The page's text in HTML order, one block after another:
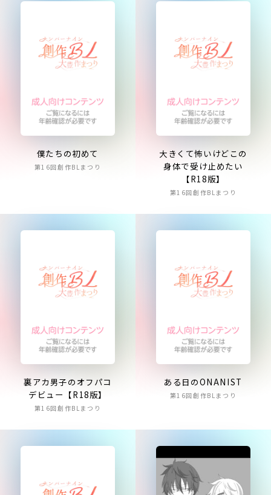
僕たちの初めて
第16回創作BLまつり
大きくて怖いけどこの
身体で受け止めたい
【R18版】
第16回創作BLまつり
裏アカ男子のオフパコ
デビュー【R18版】
第16回創作BLまつり
ある日のONANIST
第16回創作BLまつり